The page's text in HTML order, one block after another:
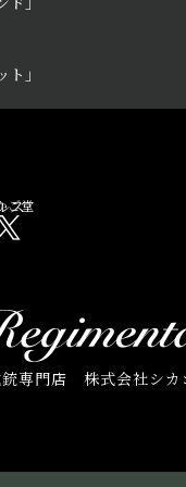
」
ス
ご堂
専門店 株式会社シカ